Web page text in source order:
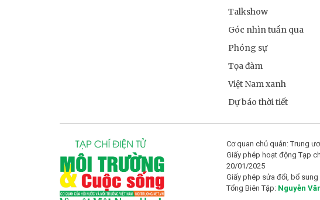
Talkshow
Góc nhìn tuần qua
Phóng sự
Tọa đàm
Việt Nam xanh
Dự báo thời tiết
Cơ quan chủ quản: Trung
Giấy phép hoạt động Tạp
20/01/2025
Giấy phép sửa đổi, bổ
Tổng Biên Tập: Nguyễn